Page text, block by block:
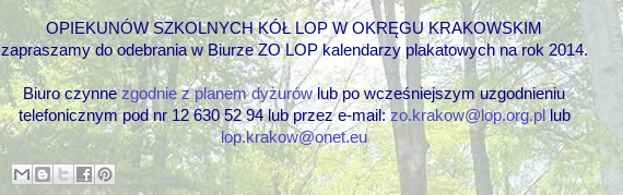
OPIEKUNÓW SZKOLNYCH KÓŁ LOP W OKRĘGU KRAKOWSKIM
zapraszamy do odebrania w Biurze ZO LOP kalendarzy plakatowych na rok 2014.
Biuro czynnezgodnie z planem dyżurówlub po wcześniejszym uzgodnieniu
telefonicznympod nr 12 630 52 94lub przeze-mail:zo.krakow@lop.org.pllub
lop.krakow@onet.eu